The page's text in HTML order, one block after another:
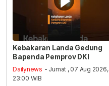
Kebakaran Landa Gedung
Bapenda Pemprov DKI
Dailynews - Jumat , 07 Aug 2026,
23:00 WIB